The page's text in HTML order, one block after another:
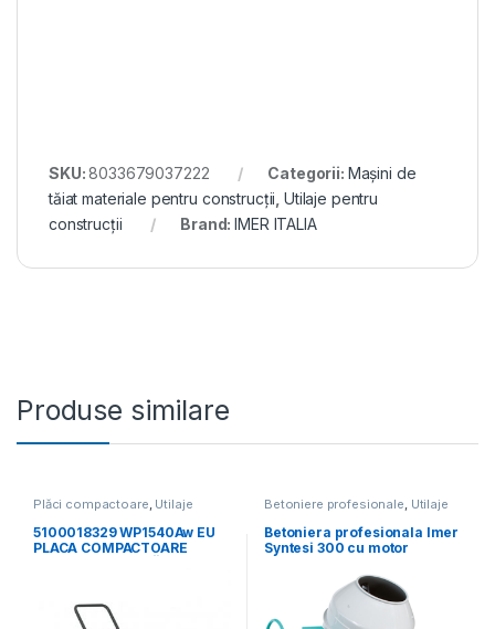
SKU:8033679037222 Categorii: Mașini de
tăiat materiale pentru construcții Utilaje pentru
construcții
Brand:IMER ITALIA
Produse similare
Plăci compactoare, Utilaje
5100018329 WP1540Aw EU
PLACA COMPACTOARE
REZERVOR DE APA
Betoniere profesionale, Utilaje
Betoniera profesionala Imer
Syntesi 300 cu motor